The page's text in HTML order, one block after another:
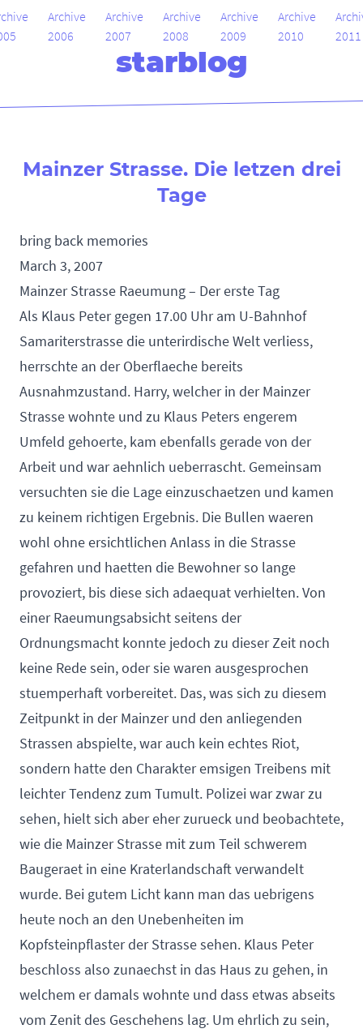
Archive
2006
Archive
2007
Archive
2008
Archive
2009
Archive
2010
2011
starblog
Mainzer Strasse. Die letzen drei
Tage
bring back memories
March 3, 2007
Mainzer Strasse Raeumung – Der erste Tag
Als Klaus Peter gegen 17.00 Uhr am U-Bahnhof
Samariterstrasse die unterirdische Welt verliess,
herrschte an der Oberflaeche bereits
Ausnahmzustand. Harry, welcher in der Mainzer
Strasse wohnte und zu Klaus Peters engerem
Umfeld gehoerte, kam ebenfalls gerade von der
Arbeit und war aehnlich ueberrascht. Gemeinsam
versuchten sie die Lage einzuschaetzen und kamen
zu keinem richtigen Ergebnis. Die Bullen waeren
wohl ohne ersichtlichen Anlass in die Strasse
gefahren und haetten die Bewohner so lange
provoziert, bis diese sich adaequat verhielten. Von
einer Raeumungsabsicht seitens der
Ordnungsmacht konnte jedoch zu dieser Zeit noch
keine Rede sein, oder sie waren ausgesprochen
stuemperhaft vorbereitet. Das, was sich zu diesem
Zeitpunkt in der Mainzer und den anliegenden
Strassen abspielte, war auch kein echtes Riot,
sondern hatte den Charakter emsigen Treibens mit
leichter Tendenz zum Tumult. Polizei war zwar zu
sehen, hielt sich aber eher zurueck und beobachtete,
wie die Mainzer Strasse mit zum Teil schwerem
Baugeraet in eine Kraterlandschaft verwandelt
wurde. Bei gutem Licht kann man das uebrigens
heute noch an den Unebenheiten im
Kopfsteinpflaster der Strasse sehen. Klaus Peter
beschloss also zunaechst in das Haus zu gehen, in
welchem er damals wohnte und dass etwas abseits
vom Zenit des Geschehens lag. Um ehrlich zu sein,